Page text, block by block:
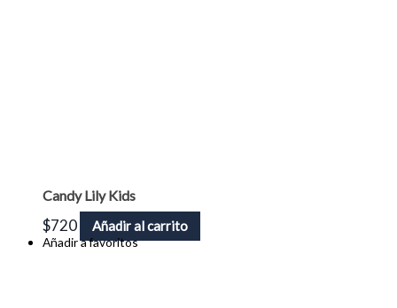
Candy Lily Kids
$720 Añadir al carrito
Añadir a favoritos